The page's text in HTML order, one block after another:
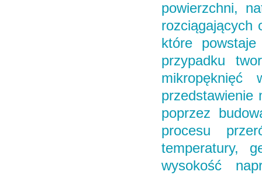
powierzchni,
rozciągających
które
przypadku
przedstawienie
poprzez
procesu
temperatury,
wysokość